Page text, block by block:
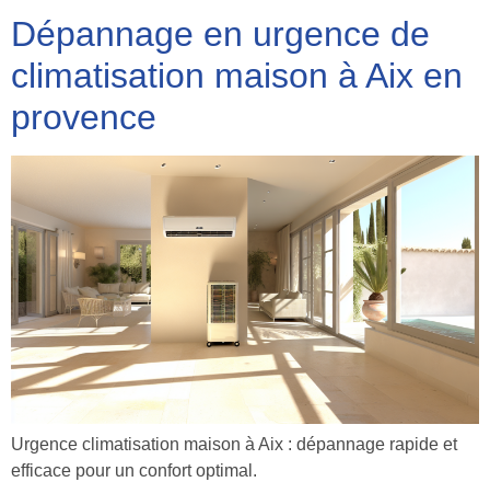
Dépannage en urgence de
climatisation maison à Aix en
provence
Urgence climatisation maison à Aix : dépannage rapide et
efficace pour un confort optimal.